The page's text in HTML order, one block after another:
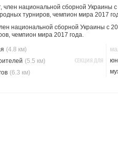
национальной сборной Украины с
турниров, чемпион мира 2017
национальной сборной Украины с
чемпион мира 2017 года.
(4.8 км)
(5.5 км)
(6.3 км)
СЕКЦИЯ ДЛЯ